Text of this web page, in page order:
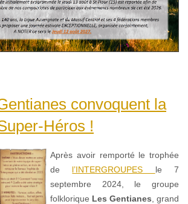
convoquent la
Héros !
Après avoir remporté le trophée
de l’INTERGROUPES le 7
septembre 2024, le groupe
folklorique Les Gentianes , grand